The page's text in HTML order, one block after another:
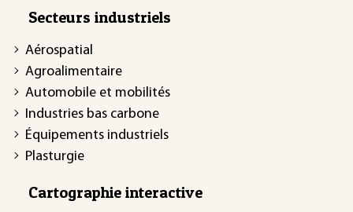
Secteurs industriels
Aérospatial
Agroalimentaire
Automobile et mobilités
Industries bas carbone
Équipements industriels
Plasturgie
Cartographie interactive